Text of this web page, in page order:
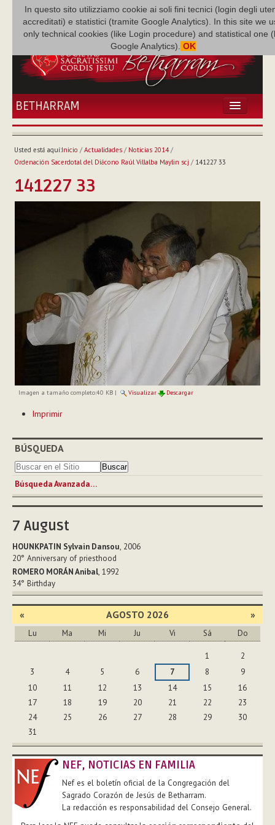
In questo sito utilizziamo cookie ai soli fini tecnici (login degli
accreditati) e statistici (tramite Google Analytics). In this site we
only technical cookies (like Login procedure) and statistical one
Google Analytics). OK
BETHARRAM
INICIO
BETHARRAM
FAMILIA
MISIÓN
P. AUGUSTO ETCHECOPAR
Usted está aquí:Inicio / Actualidades/ Noticias 2014/
Ordenación Sacerdotal del Diácono Raúl Villalba Maylin scj / 141227 33
141227 33
Imagen a tamaño completo:40 KB| Visualizar Descargar
de
Imprimir
BÚSQUEDA
Búsqueda Avanzada…
7 August
HOUNKPATIN Sylvain Dansou, 2006
20° Anniversary of priesthood
ROMERO MORÁN Anibal, 1992
34° Birthday
« AGOSTO 2026 »
Lu Ma Mi Ju Vi Sá Do
1
2
3
4 5 6 7 8
9
10
11 12 13 14 15
16
17
18 19 20 21 22
23
24
25 26 27 28 29
30
31
NEF, NOTICIAS EN FAMILIA
Nef es el boletín oficial de la Congregación del
Sagrado Corazón de Jesús de Betharram.
La redacción es responsabilidad del Consejo General.